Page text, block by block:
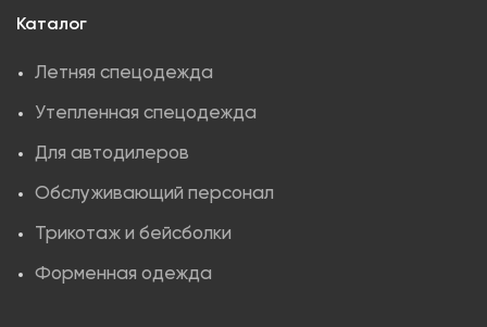
Каталог
Летняя спецодежда
Утепленная спецодежда
Для автодилеров
Обслуживающий персонал
Трикотаж и бейсболки
Форменная одежда